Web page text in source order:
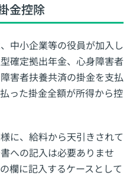
金控除
中小企業等の役員が加入し
確定拠出年金、心身障害者
害者扶養共済の掛金を支払
った掛金全額が所得から控
に、給料から天引きされて
への記入は必要ありませ
欄に記入するケースとして